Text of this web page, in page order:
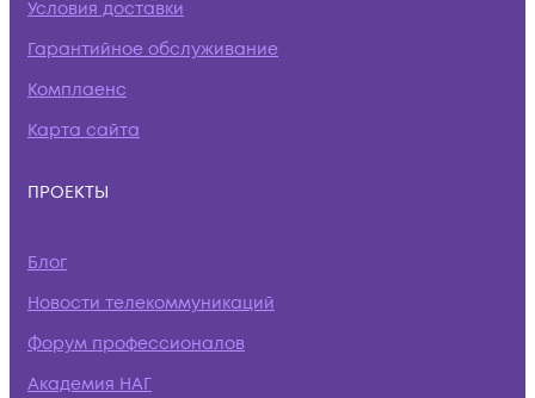
Условия доставки
Гарантийное обслуживание
Комплаенс
Карта сайта
ПРОЕКТЫ
Блог
Новости телекоммуникаций
Форум профессионалов
Академия НАГ